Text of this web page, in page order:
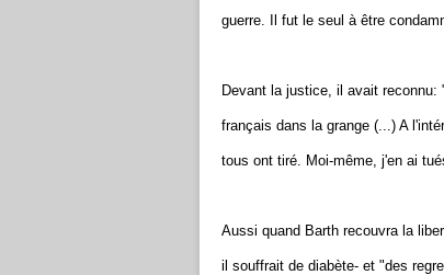
guerre. Il fut le seul à être
Devant la justice, il avait
français dans la grange (...) A
tous ont tiré. Moi-même, j'en ai
Aussi quand Barth recouvra la
il souffrait de diabète- et "des